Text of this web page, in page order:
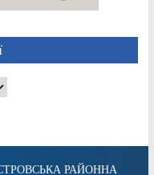
РАЙОННА